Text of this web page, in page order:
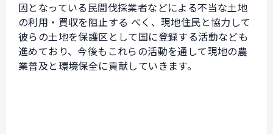
因となっている民間伐採業者などによる不当な土地
の利用・買収を阻止する べく、現地住民と協力して
彼らの土地を保護区として国に登録する活動なども
進めており、今後もこれらの活動を通して現地の農
業普及と環境保全に貢献していきます。